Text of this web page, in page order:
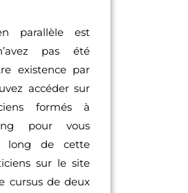
parallèle est
pas été
existence par
accéder sur
formés à
pour vous
long de cette
sur le site
cursus de deux